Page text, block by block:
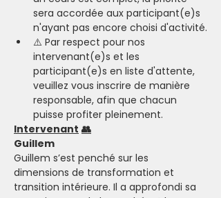
sera accordée aux participant(e)s
n'ayant pas encore choisi d'activité.
⚠️ Par respect pour nos
intervenant(e)s et les
participant(e)s en liste d'attente,
veuillez vous inscrire de manière
responsable, afin que chacun
puisse profiter pleinement.
Intervenant 👥
Guillem
Guillem s’est penché sur les
dimensions de transformation et
transition intérieure. Il a approfondi sa